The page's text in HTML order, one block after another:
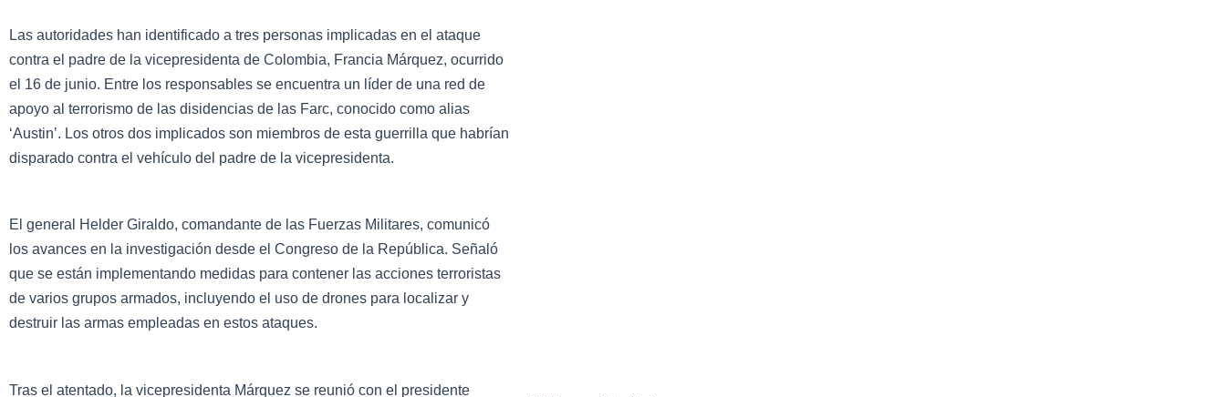
Las autoridades han identificado a tres personas implicadas en el ataque
contra el padre de la vicepresidenta de Colombia, Francia Márquez, ocurrido
el 16 de junio. Entre los responsables se encuentra un líder de una red de
apoyo al terrorismo de las disidencias de las Farc, conocido como alias
‘Austin’. Los otros dos implicados son miembros de esta guerrilla que habrían
disparado contra el vehículo del padre de la vicepresidenta.
El general Helder Giraldo, comandante de las Fuerzas Militares, comunicó
los avances en la investigación desde el Congreso de la República. Señaló
que se están implementando medidas para contener las acciones terroristas
de varios grupos armados, incluyendo el uso de drones para localizar y
destruir las armas empleadas en estos ataques.
Tras el atentado, la vicepresidenta Márquez se reunió con el presidente